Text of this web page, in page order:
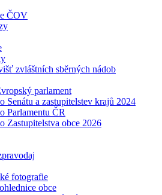
ČOV
zvláštních sběrných nádob
parlament
Senátu a zastupitelstev krajů 2024
Parlamentu ČR
Zastupitelstva obce 2026
fotografie
obce